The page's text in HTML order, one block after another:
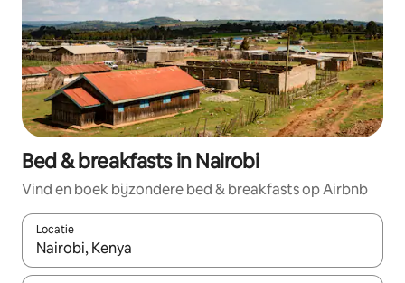
Bed & breakfasts in Nairobi
Vind en boek bijzondere bed & breakfasts op Airbnb
Locatie
Wanneer er resultaten beschikbaar zijn, maak je een keuze